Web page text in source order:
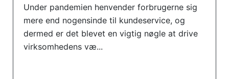
Under pandemien henvender forbrugerne sig
mere end nogensinde til kundeservice, og
dermed er det blevet en vigtig nøgle at drive
virksomhedens væ...